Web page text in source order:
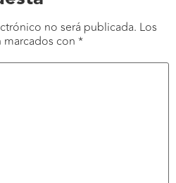
no será publicada. Los
con *